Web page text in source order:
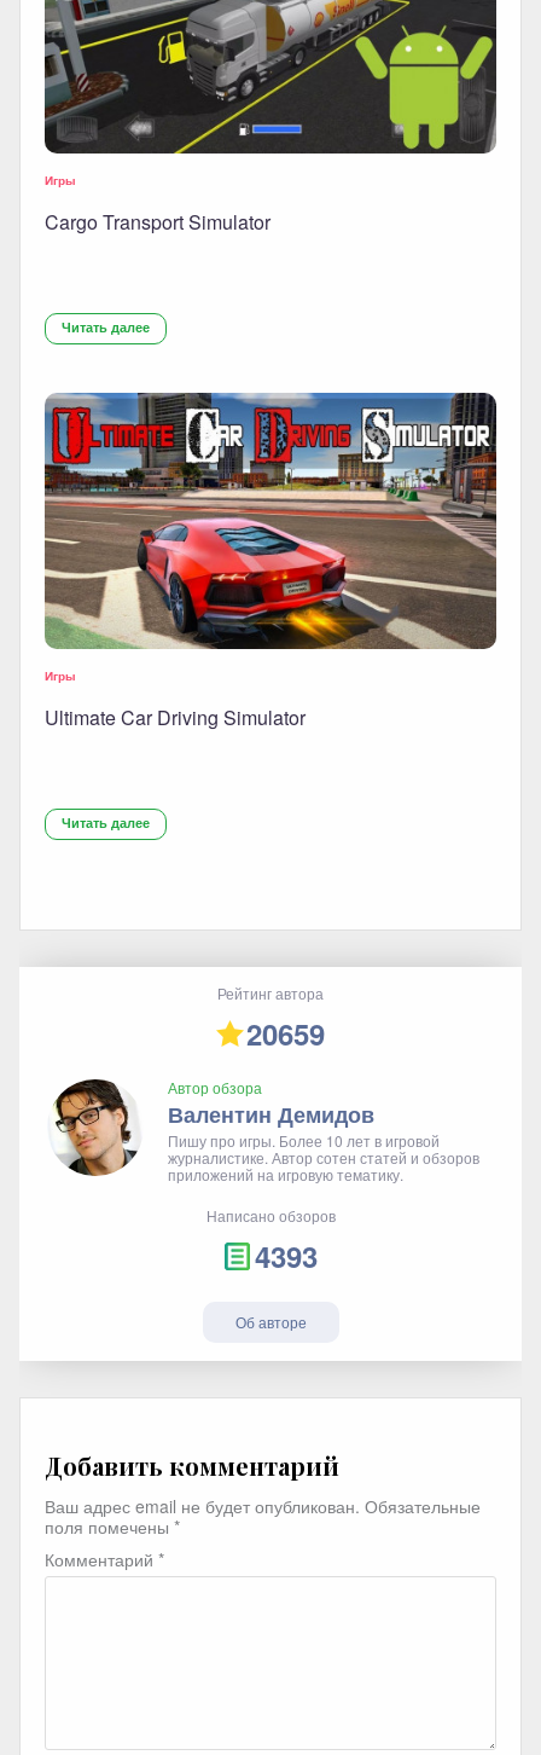
Игры
Cargo Transport Simulator
Читать далее
Игры
Ultimate Car Driving Simulator
Читать далее
Рейтинг автора
20659
Автор обзора
Валентин Демидов
Пишу про игры. Более 10 лет в игровой
журналистике. Автор сотен статей и обзоров
приложений на игровую тематику.
Написано обзоров
4393
Об авторе
Добавить комментарий
Ваш адрес email не будет опубликован. Обязательные
поля помечены *
Комментарий *